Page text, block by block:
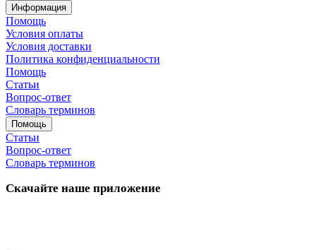
Информация
Помощь
Условия оплаты
Условия доставки
Политика конфиденциальности
Помощь
Статьи
Вопрос-ответ
Словарь терминов
Помощь
Статьи
Вопрос-ответ
Словарь терминов
Скачайте наше приложение